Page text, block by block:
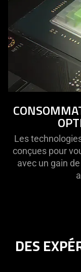
Les
conçues pour
avec un gain
DES